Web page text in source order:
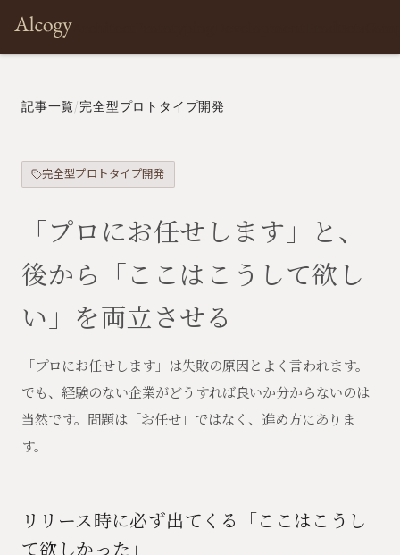
記事一覧/完全型プロトタイプ開発
完全型プロトタイプ開発
「プロにお任せします」と、
後から「ここはこうして欲し
い」を両立させる
「プロにお任せします」は失敗の原因とよく言われます。
でも、経験のない企業がどうすれば良いか分からないのは
当然です。問題は「お任せ」ではなく、進め方にありま
す。
リリース時に必ず出てくる「ここはこうし
て欲しかった」